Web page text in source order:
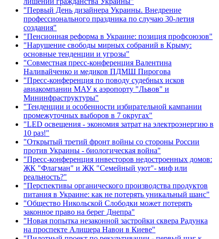
"Первый День дизайнера Украины. Внедрение
профессионального праздника по случаю 30-летия
создания"
"Пенсионная реформа в Украине: позиция профсоюзов"
"Нарушение свободы мирных собраний в Крыму:
основные тенденции и угрозы"
"Совместная пресс-конференция Валентина
Наливайченко и медиков ПДМШ Пирогова
"Пресс-конференция по поводу судебных исков
авиакомпании МАУ к аэропорту "Львов" и
Мининфраструктуры"
"Тенденции и особенности избирательной кампании
промежуточных выборов в 7 округах"
"LED освещения - экономия затрат на электроэнергию в
10 раз!"
"Открытый третий фронт войны со стороны России
против Украины - биологическая война"
"Пресс-конференция инвесторов недостроенных домов:
ЖК "Флагман" и ЖК "Семейный уют"- миф или
реальность?"
"Перспективы органического производства продуктов
питания в Украине: как не потерять уникальный шанс"
"Общество Никольской Слободки может потерять
законное право на берег Днепра"
"Новая попытка незаконной застройки сквера Радунка
на проспекте Алишера Навои в Киеве"